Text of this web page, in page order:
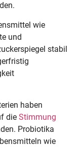
wie
und
stabil
haben
die Stimmung
Probiotika
wie